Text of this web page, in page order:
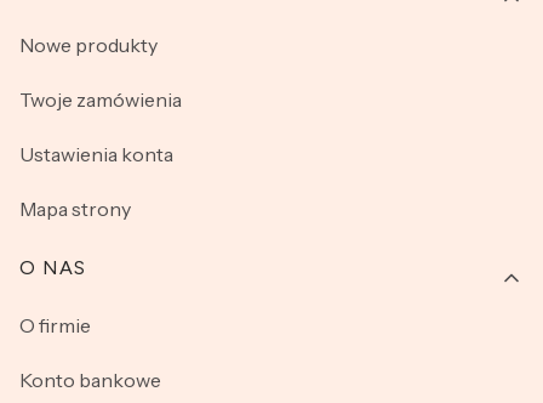
Nowe produkty
Twoje zamówienia
Ustawienia konta
Mapa strony
O NAS
O firmie
Konto bankowe